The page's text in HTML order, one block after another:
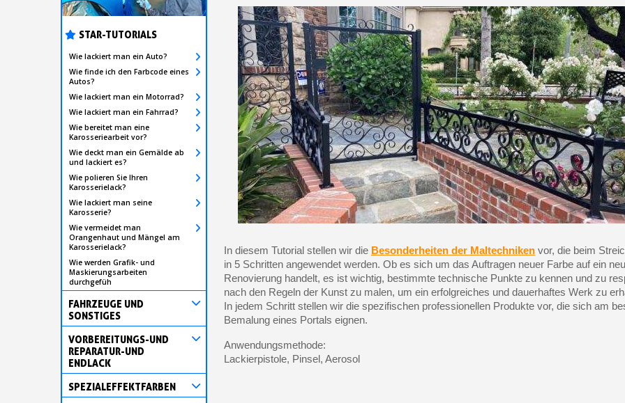
Ihr Online-Angebot
Teilen Sie Ihre Kreationen
Sammeln Sie mit
Rücksendung von
Rabatt von 5€
10€ Einkaufsgutschein
10€ Einkaufsgutschein
Zahlung in 4x
STAR-TUTORIALS
Wie lackiert man ein Auto?
Wie finde ich den Farbcode eines
Autos?
Wie lackiert man ein Motorrad?
Wie lackiert man ein Fahrrad?
Wie bereitet man eine
Karosseriearbeit vor?
Wie deckt man ein Gemälde ab
und lackiert es?
Wie polieren Sie Ihren
Karosserielack?
Wie lackiert man seine
Karosserie?
Wie vermeidet man
Orangenhaut und Mängel am
Karosserielack?
Wie werden Grafik- und
Maskierungsarbeiten
durchgefüh
FAHRZEUGE UND
SONSTIGES
VORBEREITUNGS-UND
REPARATUR-UND
ENDLACK
SPEZIALEFFEKTFARBEN
In diesem Tutorial stellen wir die Besonderheiten der Maltechniken vor, die beim
in 5 Schritten angewendet werden. Ob es sich um das Auftragen neuer Farbe auf ein
Renovierung handelt, es ist wichtig, bestimmte technische Punkte zu kennen und zu
nach den Regeln der Kunst zu malen, um ein erfolgreiches und dauerhaftes Werk zu
In jedem Schritt stellen wir die spezifischen professionellen Produkte vor, die sich am
Bemalung eines Portals eignen.
Anwendungsmethode:
Lackierpistole, Pinsel, Aerosol